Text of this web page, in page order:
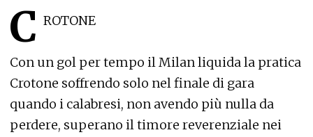
C ROTONE
Con un gol per tempo il Milan liquida la pratica
Crotone soffrendo solo nel finale di gara
quando i calabresi, non avendo più nulla da
perdere, superano il timore reverenziale nei